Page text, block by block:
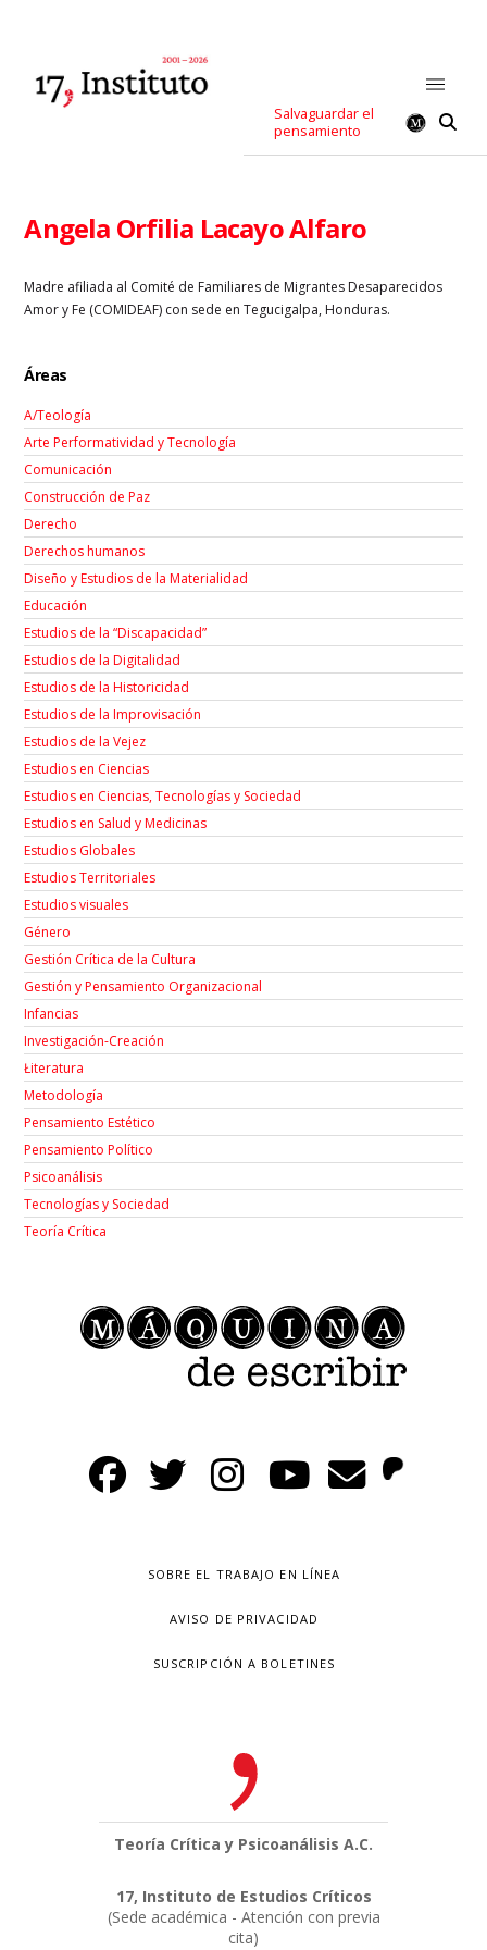
Salvaguardar el
pensamiento
Angela Orfilia Lacayo Alfaro
Madre afiliada al Comité de Familiares de Migrantes Desaparecidos
Amor y Fe (COMIDEAF) con sede en Tegucigalpa, Honduras.
Áreas
A/Teología
Arte Performatividad y Tecnología
Comunicación
Construcción de Paz
Derecho
Derechos humanos
Diseño y Estudios de la Materialidad
Educación
Estudios de la “Discapacidad”
Estudios de la Digitalidad
Estudios de la Historicidad
Estudios de la Improvisación
Estudios de la Vejez
Estudios en Ciencias
Estudios en Ciencias, Tecnologías y Sociedad
Estudios en Salud y Medicinas
Estudios Globales
Estudios Territoriales
Estudios visuales
Género
Gestión Crítica de la Cultura
Gestión y Pensamiento Organizacional
Infancias
Investigación-Creación
Łiteratura
Metodología
Pensamiento Estético
Pensamiento Político
Psicoanálisis
Tecnologías y Sociedad
Teoría Crítica
SOBRE EL TRABAJO EN LÍNEA
AVISO DE PRIVACIDAD
SUSCRIPCIÓN A BOLETINES
Teoría Crítica y Psicoanálisis A.C.
17, Instituto de Estudios Críticos
(Sede académica - Atención con previa
cita)